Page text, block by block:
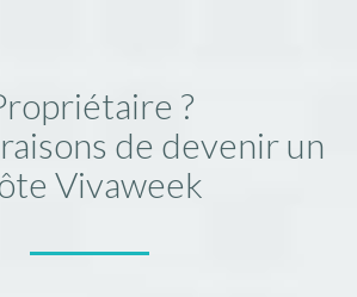
?
de devenir un
Vivaweek